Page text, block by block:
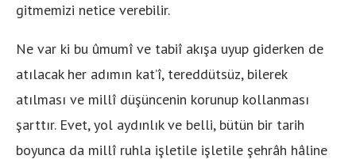
gitmemizi netice verebilir.
Ne var ki bu ûmumî ve tabiî akışa uyup giderken de
atılacak her adımın kat’î, tereddütsüz, bilerek
atılması ve millî düşüncenin korunup kollanması
şarttır. Evet, yol aydınlık ve belli, bütün bir tarih
boyunca da millî ruhla işletile işletile şehrâh hâline